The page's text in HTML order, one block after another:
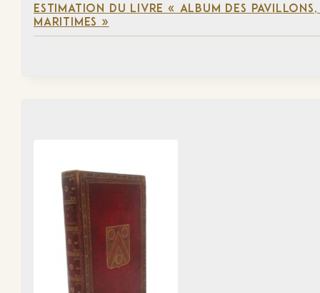
ESTIMATION DU LIVRE « ALBUM DES
MARITIMES »